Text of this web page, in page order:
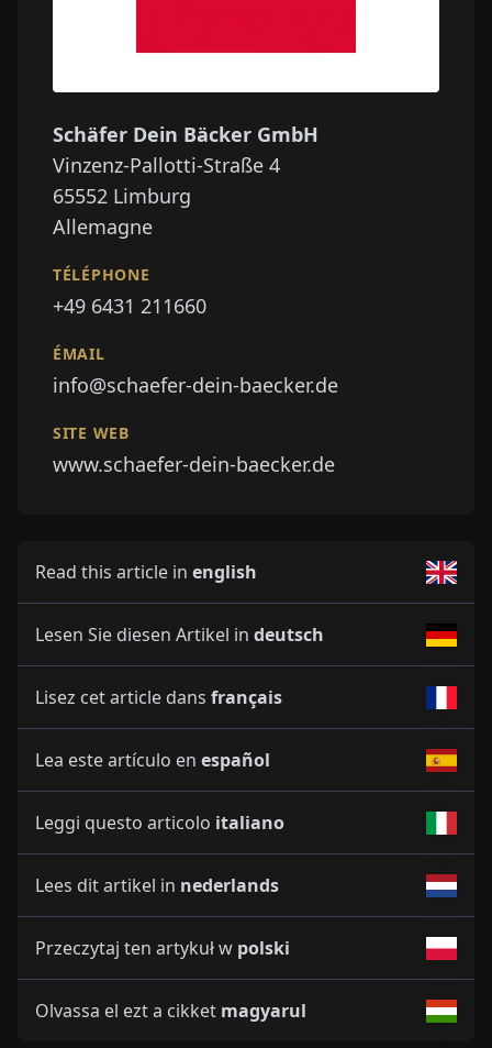
Schäfer Dein Bäcker GmbH
Vinzenz-Pallotti-Straße 4
65552 Limburg
Allemagne
TÉLÉPHONE
+49 6431 211660
ÉMAIL
info@schaefer-dein-baecker.de
SITE WEB
www.schaefer-dein-baecker.de
Read this article in english
Lesen Sie diesen Artikel in deutsch
Lisez cet article dans français
Lea este artículo en español
Leggi questo articolo italiano
Lees dit artikel in nederlands
Przeczytaj ten artykuł w polski
Olvassa el ezt a cikket magyarul